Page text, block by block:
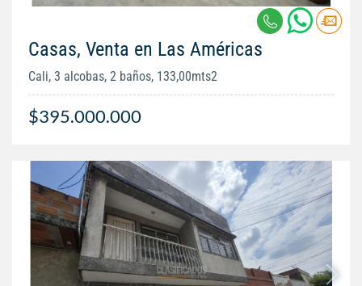
Casas, Venta en Las Américas
Cali, 3 alcobas, 2 baños, 133,00mts2
$395.000.000